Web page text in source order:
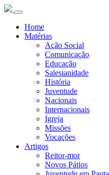
Home
Matérias
Ação Social
Comunicação
Educação
Salesianidade
História
Juventude
Nacionais
Internacionais
Igreja
Missões
Vocações
Artigos
Reitor-mor
Novos Pátios